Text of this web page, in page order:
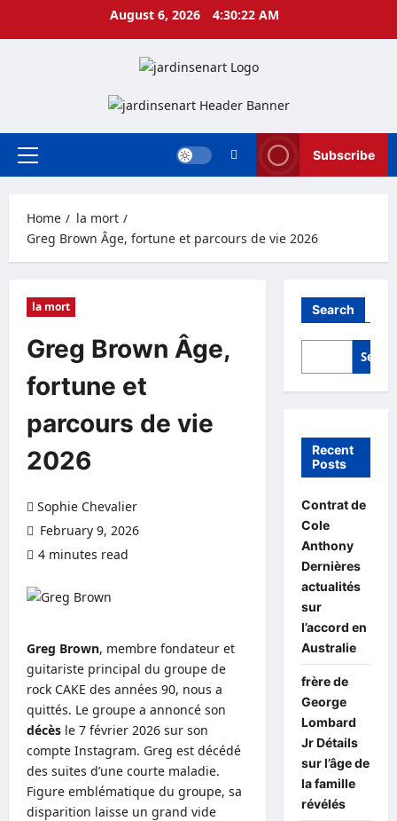
August 6, 2026 4:30:22 AM
Primary
Subscribe
Home
la mort
Greg Brown Âge, fortune et parcours de vie 2026
la mort
Greg Brown Âge,
fortune et
parcours de vie
2026
Sophie Chevalier
February 9, 2026
4 minutes read
Greg Brown, membre fondateur et
guitariste principal du groupe de
rock CAKE des années 90, nous a
quittés. Le groupe a annoncé son
décès le 7 février 2026 sur son
compte Instagram. Greg est décédé
des suites d’une courte maladie.
Figure emblématique du groupe, sa
disparition laisse un grand vide
Search
Recent
Posts
Contrat de
Cole
Anthony
Dernières
actualités
sur
l’accord en
Australie
frère de
George
Lombard
Jr Détails
sur l’âge de
la famille
révélés